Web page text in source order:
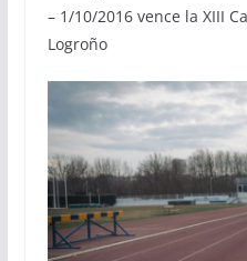
– 1/10/2016 vence la XIII
Logroño